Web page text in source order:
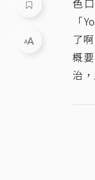
色
「
了
概
治